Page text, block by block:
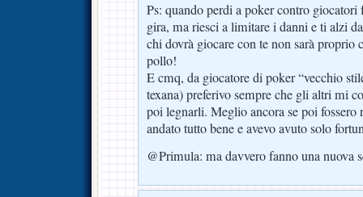
Ps: quando perdi a poker contro
gira, ma riesci a limitare i danni e ti alzi
chi dovrà giocare con te non sarà proprio
pollo!
E cmq, da giocatore di poker “vecchio
texana) preferivo sempre che gli altri mi
poi legnarli. Meglio ancora se poi
andato tutto bene e avevo avuto solo
@Primula: ma davvero fanno una nuova